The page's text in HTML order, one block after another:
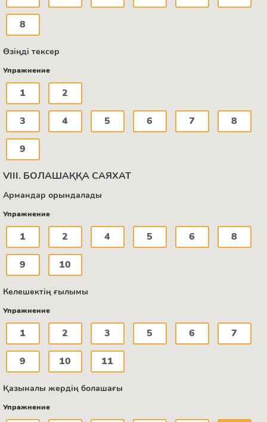
8
Өзіңді тексер
Упражнение
1 2
3 4 5 6 7 8
9
VIII. БОЛАШАҚҚА САЯХАТ
Армандар орындалады
Упражнение
1 2 4 5 6 8
9 10
Келешектің ғылымы
Упражнение
1 2 3 5 6 7
9 10 11
Қазыналы жердің болашағы
Упражнение